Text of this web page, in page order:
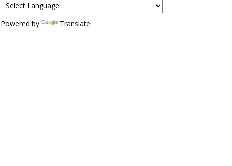
Powered by Translate